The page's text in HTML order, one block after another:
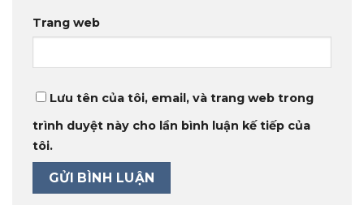
Trang web
Lưu tên của tôi, email, và trang web trong
trình duyệt này cho lần bình luận kế tiếp của
tôi.